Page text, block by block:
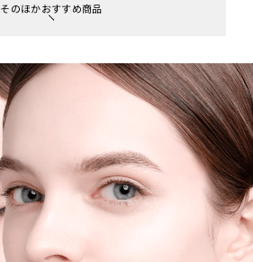
そのほかおすすめ商品